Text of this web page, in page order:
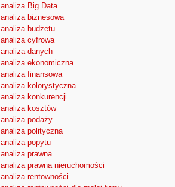
analiza Big Data
analiza biznesowa
analiza budżetu
analiza cyfrowa
analiza danych
analiza ekonomiczna
analiza finansowa
analiza kolorystyczna
analiza konkurencji
analiza kosztów
analiza podaży
analiza polityczna
analiza popytu
analiza prawna
analiza prawna nieruchomości
analiza rentowności